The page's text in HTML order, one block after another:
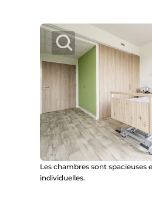
Les chambres sont spacieuses
individuelles.